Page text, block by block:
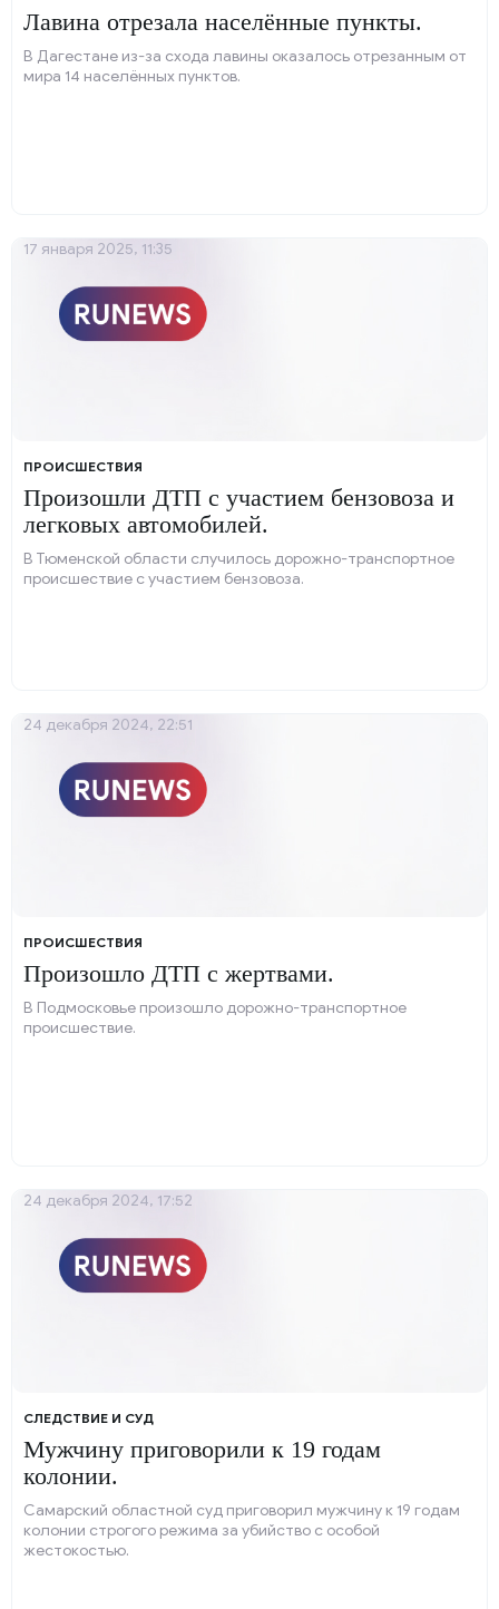
Лавина отрезала населённые пункты.
В Дагестане из-за схода лавины оказалось отрезанным от
мира 14 населённых пунктов.
ПРОИСШЕСТВИЯ
Произошли ДТП с участием бензовоза и
легковых автомобилей.
В Тюменской области случилось дорожно-транспортное
происшествие с участием бензовоза.
17 января 2025, 11:35
ПРОИСШЕСТВИЯ
Произошло ДТП с жертвами.
В Подмосковье произошло дорожно-транспортное
происшествие.
24 декабря 2024, 22:51
СЛЕДСТВИЕ И СУД
Мужчину приговорили к 19 годам
колонии.
Самарский областной суд приговорил мужчину к 19 годам
колонии строгого режима за убийство с особой
жестокостью.
24 декабря 2024, 17:52